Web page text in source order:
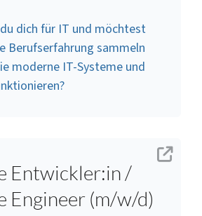
dich für IT und möchtest
Berufserfahrung sammeln
moderne IT-Systeme und
Entwickler:in /
Engineer (m/w/d)